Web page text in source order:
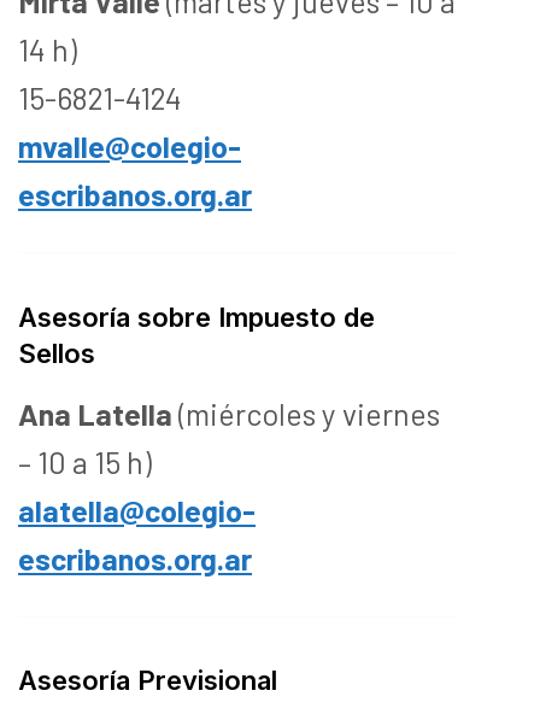
14 h)
15-6821-4124
mvalle@colegio-
escribanos.org.ar
Asesoría sobre Impuesto de
Sellos
Ana Latella (miércoles y viernes
– 10 a 15 h)
alatella@colegio-
escribanos.org.ar
Asesoría Previsional